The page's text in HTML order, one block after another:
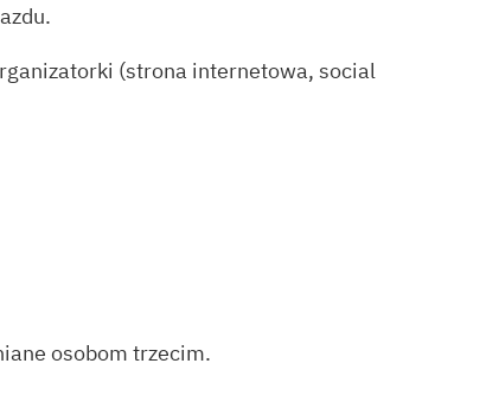
(strona internetowa, social
osobom trzecim.